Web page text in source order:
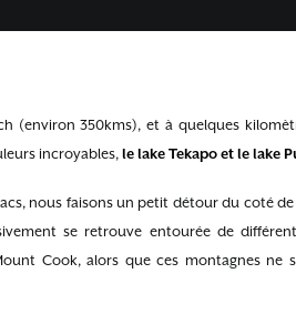
(environ 350kms), et à quelques
incroyables, le lake Tekapo et le lake
nous faisons un petit détour du coté de
se retrouve entourée de
Cook, alors que ces montagnes ne